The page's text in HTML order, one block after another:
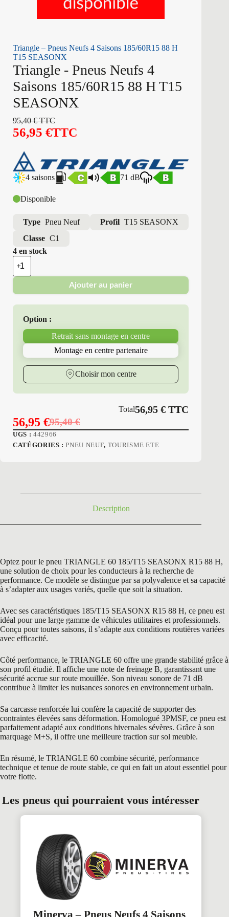
Triangle – Pneus Neufs 4 Saisons 185/60R15 88 H
T15 SEASONX
Triangle - Pneus Neufs 4
Saisons 185/60R15 88 H T15
SEASONX
95,40€TTC
56,95 €TTC
4 saisons 71 dB
Disponible
Type Pneu Neuf Profil T15 SEASONX
Classe C1
4 en stock
quantité
de
Triangle
Pneus
Neufs
Saisons
185/60R15
T15
SEASONX
Ajouter au panier
Option :
Retrait sans montage en centre
Montage en centre partenaire
Choisir mon centre
Total56,95€ TTC
95,40€
Le
prix
56,95 €Le
prix
UGS : 442966
CATÉGORIES :PNEU NEUF, TOURISME ETE
Description
Optez pour le pneu TRIANGLE 60 185/T15 SEASONX R15 88 H,
une solution de choix pour les conducteurs à la recherche de
performance. Ce modèle se distingue par sa polyvalence et sa capacité
à s’adapter aux usages variés, quelle que soit la situation.
Avec ses caractéristiques 185/T15 SEASONX R15 88 H, ce pneu est
idéal pour une large gamme de véhicules utilitaires et professionnels.
Conçu pour toutes saisons, il s’adapte aux conditions routières variées
avec efficacité.
Côté performance, le TRIANGLE 60 offre une grande stabilité grâce à
son profil étudié. Il affiche une note de freinage B, garantissant une
sécurité accrue sur route mouillée. Son niveau sonore de 71 dB
contribue à limiter les nuisances sonores en environnement urbain.
Sa carcasse renforcée lui confère la capacité de supporter des
contraintes élevées sans déformation. Homologué 3PMSF, ce pneu est
parfaitement adapté aux conditions hivernales sévères. Grâce à son
marquage M+S, il offre une meilleure traction sur sol meuble.
En résumé, le TRIANGLE 60 combine sécurité, performance
technique et tenue de route stable, ce qui en fait un atout essentiel pour
votre flotte.
Les pneus qui pourraient vous intéresser